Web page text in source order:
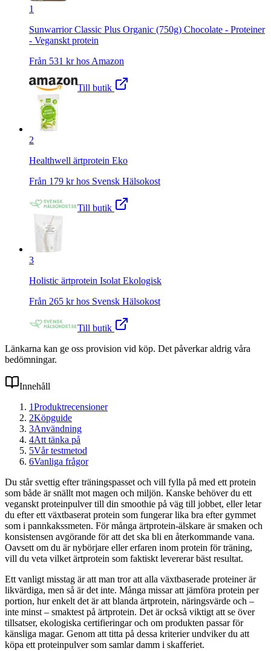
1
Sunwarrior Classic Plus Organic (750g) Chocolate - Proteiner
- Veganskt protein
Från 531 kr hos Amazon
Till butik
2
Healthwell ärtprotein Eko
Från 179 kr hos Svensk Hälsokost
Till butik
3
Holistic ärtprotein Isolat Ekologisk
Från 265 kr hos Svensk Hälsokost
Till butik
Länkarna kan ge oss provision vid köp. Det påverkar aldrig våra
bedömningar.
Innehåll
1Produktrecensioner
2Köpguide
3Användning
4Att tänka på
5Vår testmetod
6Vanliga frågor
Du står svettig efter träningspasset och vill fylla på med ett protein
som både är snällt mot magen och miljön. Kanske behöver du ett
veganskt proteinpulver till din smoothie på väg till jobbet, eller letar
du efter ett växtbaserat protein som fungerar lika bra efter gymmet
som i pannkakssmeten. För många ärtprotein-älskare är smaken och
konsistensen avgörande för att det ska bli en återkommande vana.
Oavsett om du är nybörjare eller erfaren inom protein för träning,
vill du veta vilket ärtprotein som faktiskt levererar bäst resultat.
Ett vanligt misstag är att man tror att alla växtbaserade proteiner är
likvärdiga, men så är det inte. Många missar att jämföra protein per
portion, hur enkelt det är att blanda ärtprotein, näringsvärde och –
inte minst – smaktest på ärtprotein. Det är också viktigt att se över
tillsatser, ekologiska certifieringar och om produkten passar för
känsliga magar. Genom att titta på dessa kriterier undviker du att
köpa ett proteinpulver som samlar damm i skafferiet.